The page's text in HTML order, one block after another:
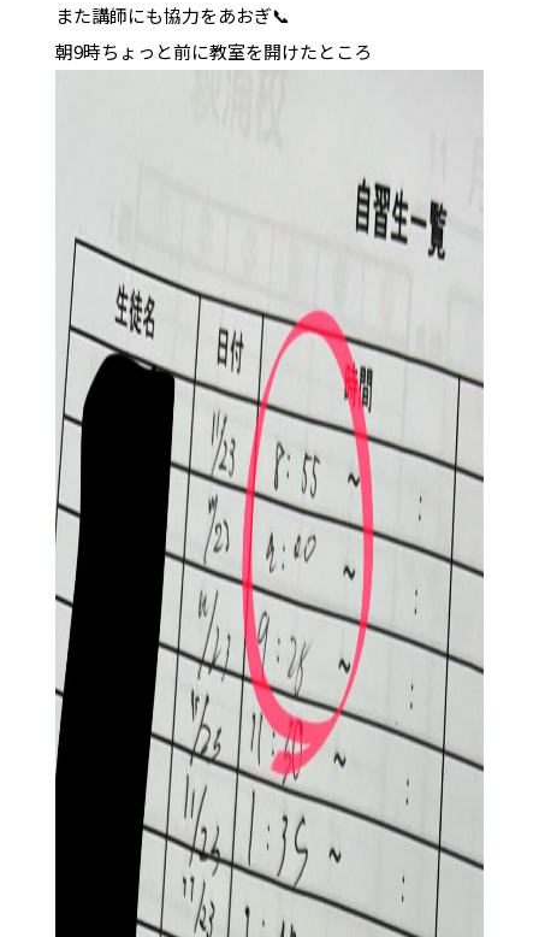
また講師にも協力をあおぎ📞
朝9時ちょっと前に教室を開けたところ